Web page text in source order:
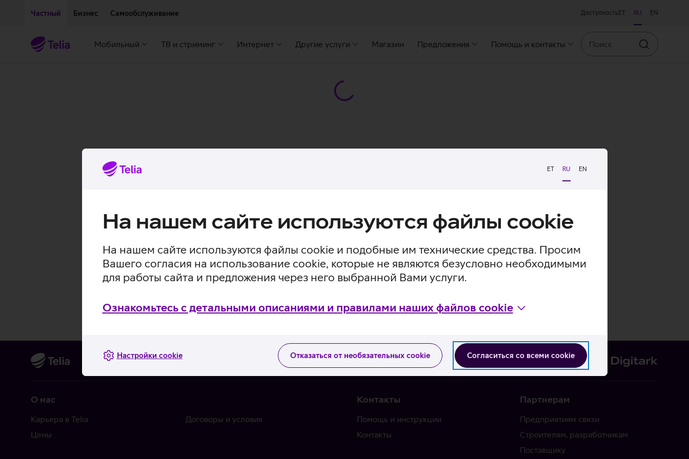
ET RU EN
На нашем сайте используются файлы cookie
На нашем сайте используются файлы cookie и подобные им технические средства. Просим
Вашего согласия на использование cookie, которые не являются безусловно необходимыми
для работы сайта и предложения через него выбранной Вами услуги.
Ознакомьтесь с детальными описаниями и правилами наших файлов cookie
Согласиться со всеми cookie
Отказаться от необязательных cookie
Настройки cookie
Частный Бизнес Самообслуживание Доступность ET RU EN
Мобильный ТВ и стриминг Интернет Другие услуги Магазин Предложения Помощь и контакты
Искать
О нас
Карьера в Telia
Цены
Договоры и условия
Контакты
Помощь и инструкции
Контакты
Партнерам
Предприятиям связи
Строителям, разработчикам
Поставщику